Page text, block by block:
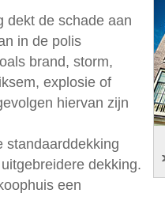
dekt de schade aan
in de polis
brand, storm,
explosie of
hiervan zijn
standaarddekking
dekking.
een